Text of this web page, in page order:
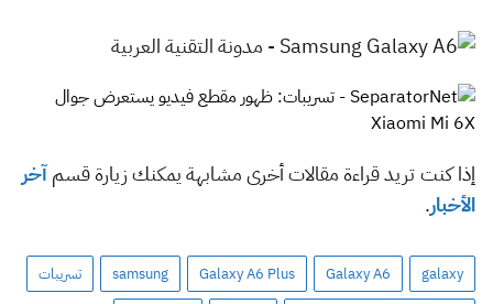
إذا كنت تريد قراءة مقالات أخرى مشابهة يمكنك زيارة قسمآخر
الأخبار.
galaxy
Galaxy A6
Galaxy A6 Plus
samsung تسريبات